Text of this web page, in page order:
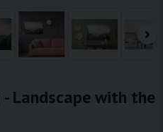
Landscape with the